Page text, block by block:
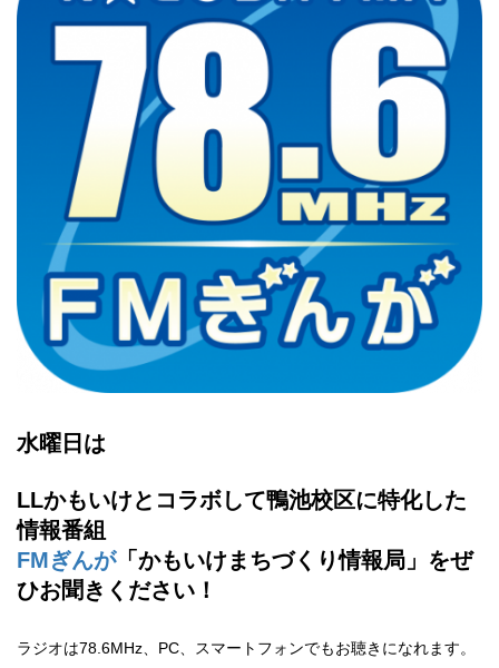
水曜日は
LLかもいけとコラボして鴨池校区に特化した
情報番組
FMぎんが「かもいけまちづくり情報局」をぜ
ひお聞きください！
ラジオは78.6MHz、PC、スマートフォンでもお聴きになれます。